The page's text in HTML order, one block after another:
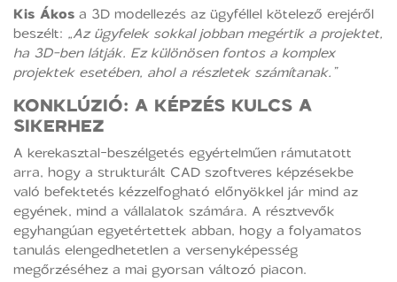
Kis Ákosa 3D modellezés az ügyféllel kötelező erejéről
beszélt: „Az ügyfelek sokkal jobban megértik a projektet,
ha 3D-ben látják. Ez különösen fontos a komplex
projektek esetében, ahol a részletek számítanak.”
KONKLÚZIÓ: A KÉPZÉS KULCS A
SIKERHEZ
A kerekasztal-beszélgetés egyértelműen rámutatott
arra, hogy a strukturált CAD szoftveres képzésekbe
való befektetés kézzelfogható előnyökkel jár mind az
egyének, mind a vállalatok számára. A résztvevők
egyhangúan egyetértettek abban, hogy a folyamatos
tanulás elengedhetetlen a versenyképesség
megőrzéséhez a mai gyorsan változó piacon.